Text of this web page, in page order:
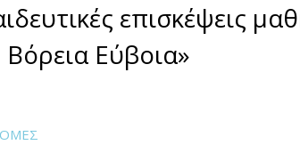
επισκέψεις
Εύβοια»